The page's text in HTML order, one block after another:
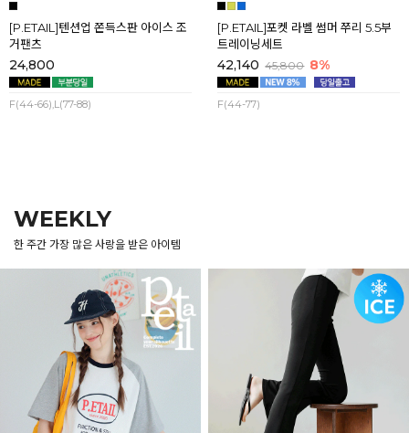
[P.ETAIL]텐션업 쫀득스판 아이스 조
거팬츠
24,800
F(44-66),L(77-88)
[P.ETAIL]포켓 라벨 썸머 쭈리 5.5부
트레이닝세트
42,140 45,800 8%
F(44-77)
WEEKLY
한 주간 가장 많은 사랑을 받은 아이템